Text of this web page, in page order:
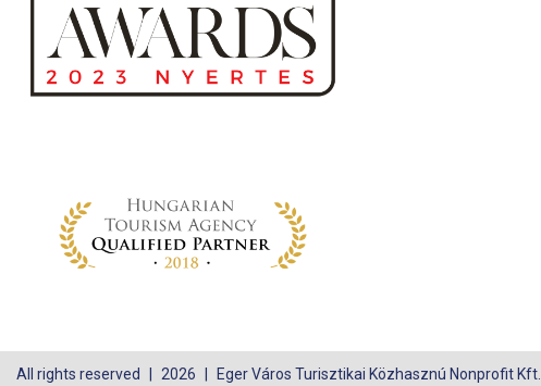
All rights reserved 2026 Eger Város Turisztikai Közhasznú Nonprofit Kft.